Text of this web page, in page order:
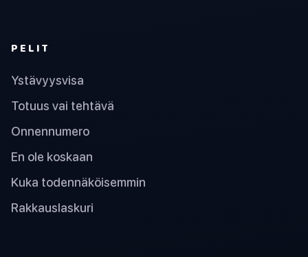
PELIT
Ystävyysvisa
Totuus vai tehtävä
Onnennumero
En ole koskaan
Kuka todennäköisemmin
Rakkauslaskuri